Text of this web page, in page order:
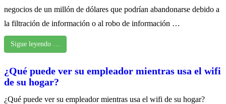
negocios de un millón de dólares que podrían abandonarse debido a
la filtración de información o al robo de información …
Sigue leyendo …
¿Qué puede ver su empleador mientras usa el wifi
de su hogar?
¿Qué puede ver su empleador mientras usa el wifi de su hogar?